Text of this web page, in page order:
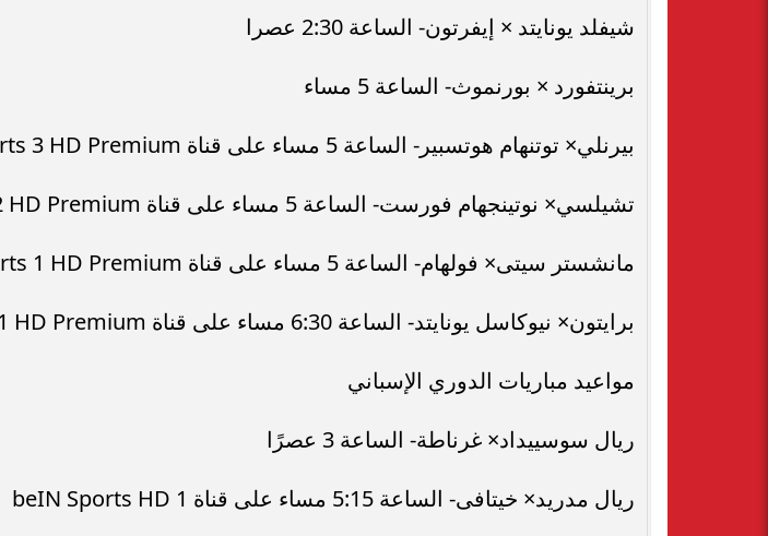
شيفلد يونايتد × إيفرتون- الساعة 2:30 عصرا
برينتفورد × بورنموث- الساعة 5 مساء
بيرنلي× توتنهام هوتسبير- الساعة 5 مساء على قناة beIN Sports 3 HD Premium
تشيلسي× نوتينجهام فورست- الساعة 5 مساء على قناة beIN Sports 2 HD Premium
مانشستر سيتى× فولهام- الساعة 5 مساء على قناة beIN Sports 1 HD Premium
برايتون× نيوكاسل يونايتد- الساعة 6:30 مساء على قناة beIN Sports 1 HD Premium
مواعيد مباريات الدوري الإسباني
ريال سوسييداد× غرناطة- الساعة 3 عصرًا
ريال مدريد× خيتافى- الساعة 5:15 مساء على قناة beIN Sports HD 1